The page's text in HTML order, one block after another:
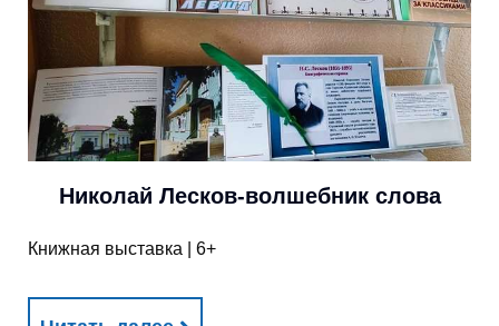
Николай Лесков-волшебник слова
Книжная выставка | 6+